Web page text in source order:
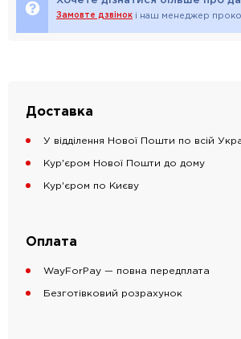
Замовте дзвінок і наш менеджер
Доставка
У відділення Нової Пошти по всій
Кур'єром Нової Пошти до дому
Кур'єром по Києву
Оплата
WayForPay — повна передплата
Безготівковий розрахунок